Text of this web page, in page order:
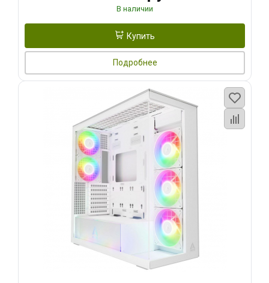
В наличии
Купить
Подробнее